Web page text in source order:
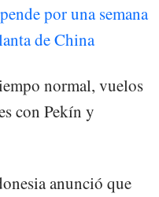
por una semana
de China
normal, vuelos
con Pekín y
anunció que